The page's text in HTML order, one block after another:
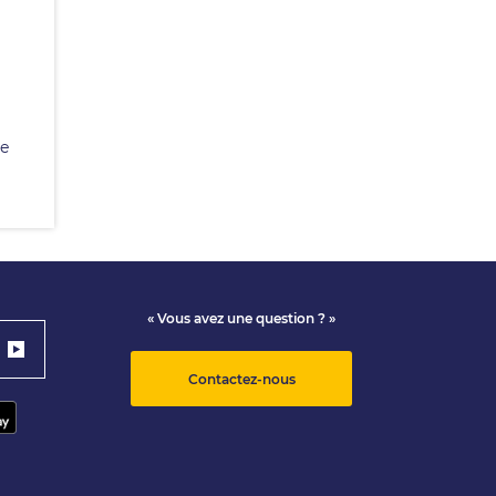
« Vous avez une question ? »
Contactez-nous